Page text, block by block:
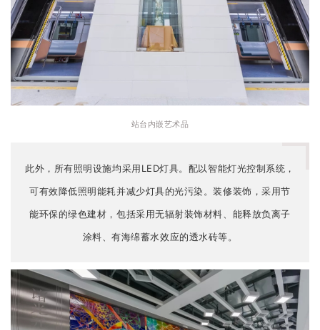
站台内嵌艺术品
此外，所有照明设施均采用LED灯具。配以智能灯光控制系统，
可有效降低照明能耗并减少灯具的光污染。装修装饰，采用节
能环保的绿色建材，包括采用无辐射装饰材料、能释放负离子
涂料、有海绵蓄水效应的透水砖等。